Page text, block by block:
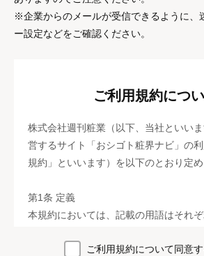
※企業からのメールが受信できるように、
ー設定などをご確認ください。
ご利用規約につ
株式会社週刊粧業（以下、当社といい
営するサイト「おシゴト粧界ナビ」の
規約」といいます）を以下のとおり定め
第1条 定義
本規約においては、記載の用語はそれ
１．「おシゴト粧界ナビ」とは、当社
ご利用規約について同意